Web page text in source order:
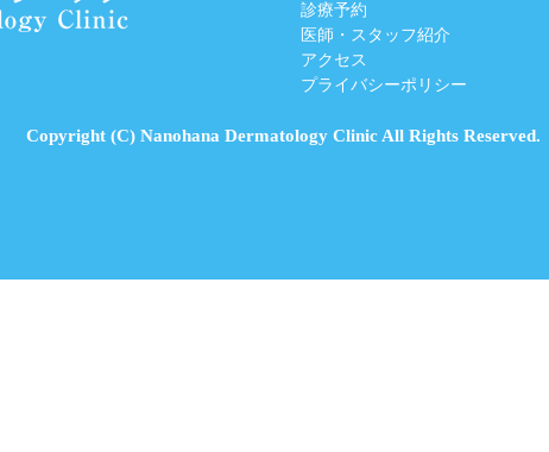
診療予約
医師・スタッフ紹介
アクセス
プライバシーポリシー
Copyright (C) Nanohana Dermatology Clinic All Rights Reserved.